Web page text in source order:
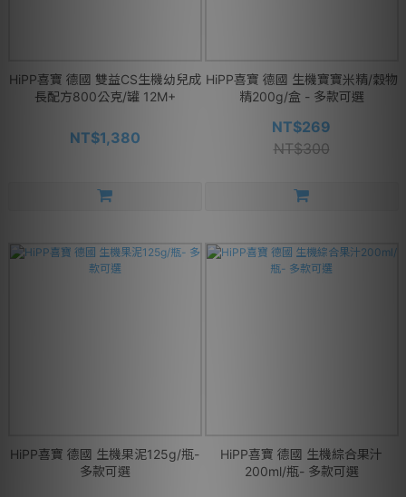
HiPP喜寶 德國 雙益CS生機幼兒成
長配方800公克/罐 12M+
NT$1,380
HiPP喜寶 德國 生機寶寶米精/穀物
精200g/盒 - 多款可選
NT$269
NT$300
HiPP喜寶 德國 生機果泥125g/瓶-
多款可選
HiPP喜寶 德國 生機綜合果汁
200ml/瓶- 多款可選